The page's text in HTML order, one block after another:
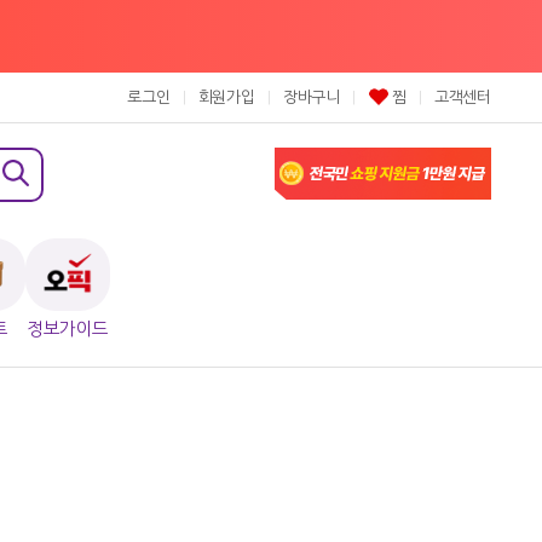
로그인 회원가입 장바구니 찜 고객센터
정보가이드